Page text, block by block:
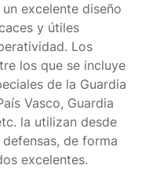
excelente diseño
y útiles
Los
los que se incluye
de la Guardia
Vasco, Guardia
la utilizan desde
de forma
excelentes.